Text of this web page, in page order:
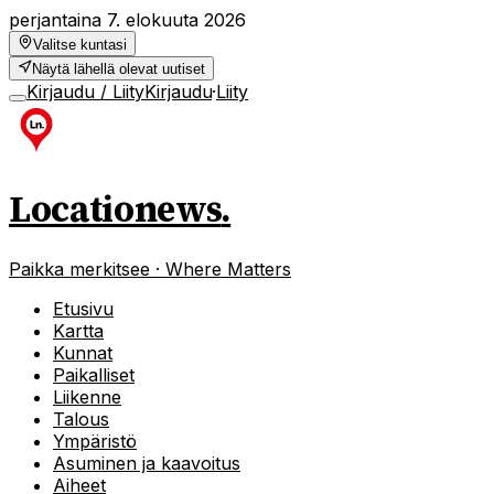
perjantaina 7. elokuuta 2026
Valitse kuntasi
Näytä lähellä olevat uutiset
Kirjaudu / LiityKirjaudu·Liity
Locationews.
Paikka merkitsee · Where Matters
Etusivu
Kartta
Kunnat
Paikalliset
Liikenne
Talous
Ympäristö
Asuminen ja kaavoitus
Aiheet